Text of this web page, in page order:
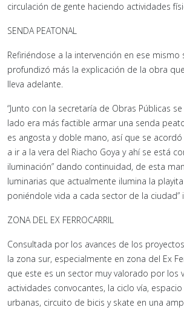
circulación de gente haciendo actividades
SENDA PEATONAL
Refiriéndose a la intervención en ese mismo
profundizó más la explicación de la obra
lleva adelante.
“Junto con la secretaría de Obras Públicas
lado era más factible armar una senda
es angosta y doble mano, así que se
a ir a la vera del Riacho Goya y ahí se está
iluminación” dando continuidad, de esta
luminarias que actualmente ilumina la
poniéndole vida a cada sector de la ciudad”
ZONA DEL EX FERROCARRIL
Consultada por los avances de los
la zona sur, especialmente en zona del Ex
que este es un sector muy valorado por los
actividades convocantes, la ciclo vía,
urbanas, circuito de bicis y skate en una